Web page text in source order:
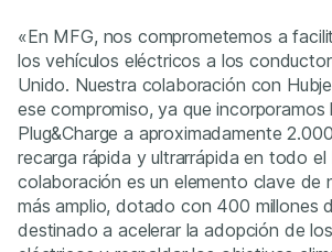
«En MFG, nos comprometemos a
los vehículos eléctricos a los
Unido. Nuestra colaboración con
ese compromiso, ya que incorporamos
Plug&Charge a aproximadamente
recarga rápida y ultrarrápida en todo
colaboración es un elemento clave de
más amplio, dotado con 400 millones
destinado a acelerar la adopción de